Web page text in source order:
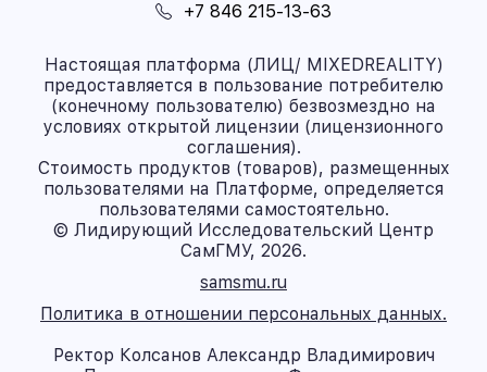
+7 846 215-13-63
Настоящая платформа (ЛИЦ/ MIXEDREALITY)
предоставляется в пользование потребителю
(конечному пользователю) безвозмездно на
условиях открытой лицензии (лицензионного
соглашения).
Стоимость продуктов (товаров), размещенных
пользователями на Платформе, определяется
пользователями самостоятельно.
© Лидирующий Исследовательский Центр
СамГМУ, 2026.
samsmu.ru
Политика в отношении персональных данных.
Ректор Колсанов Александр Владимирович